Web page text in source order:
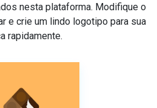
nesta plataforma. Modifique o
e crie um lindo logotipo para sua
rapidamente.